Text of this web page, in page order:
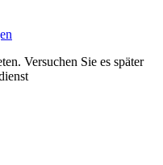
Versuchen Sie es später